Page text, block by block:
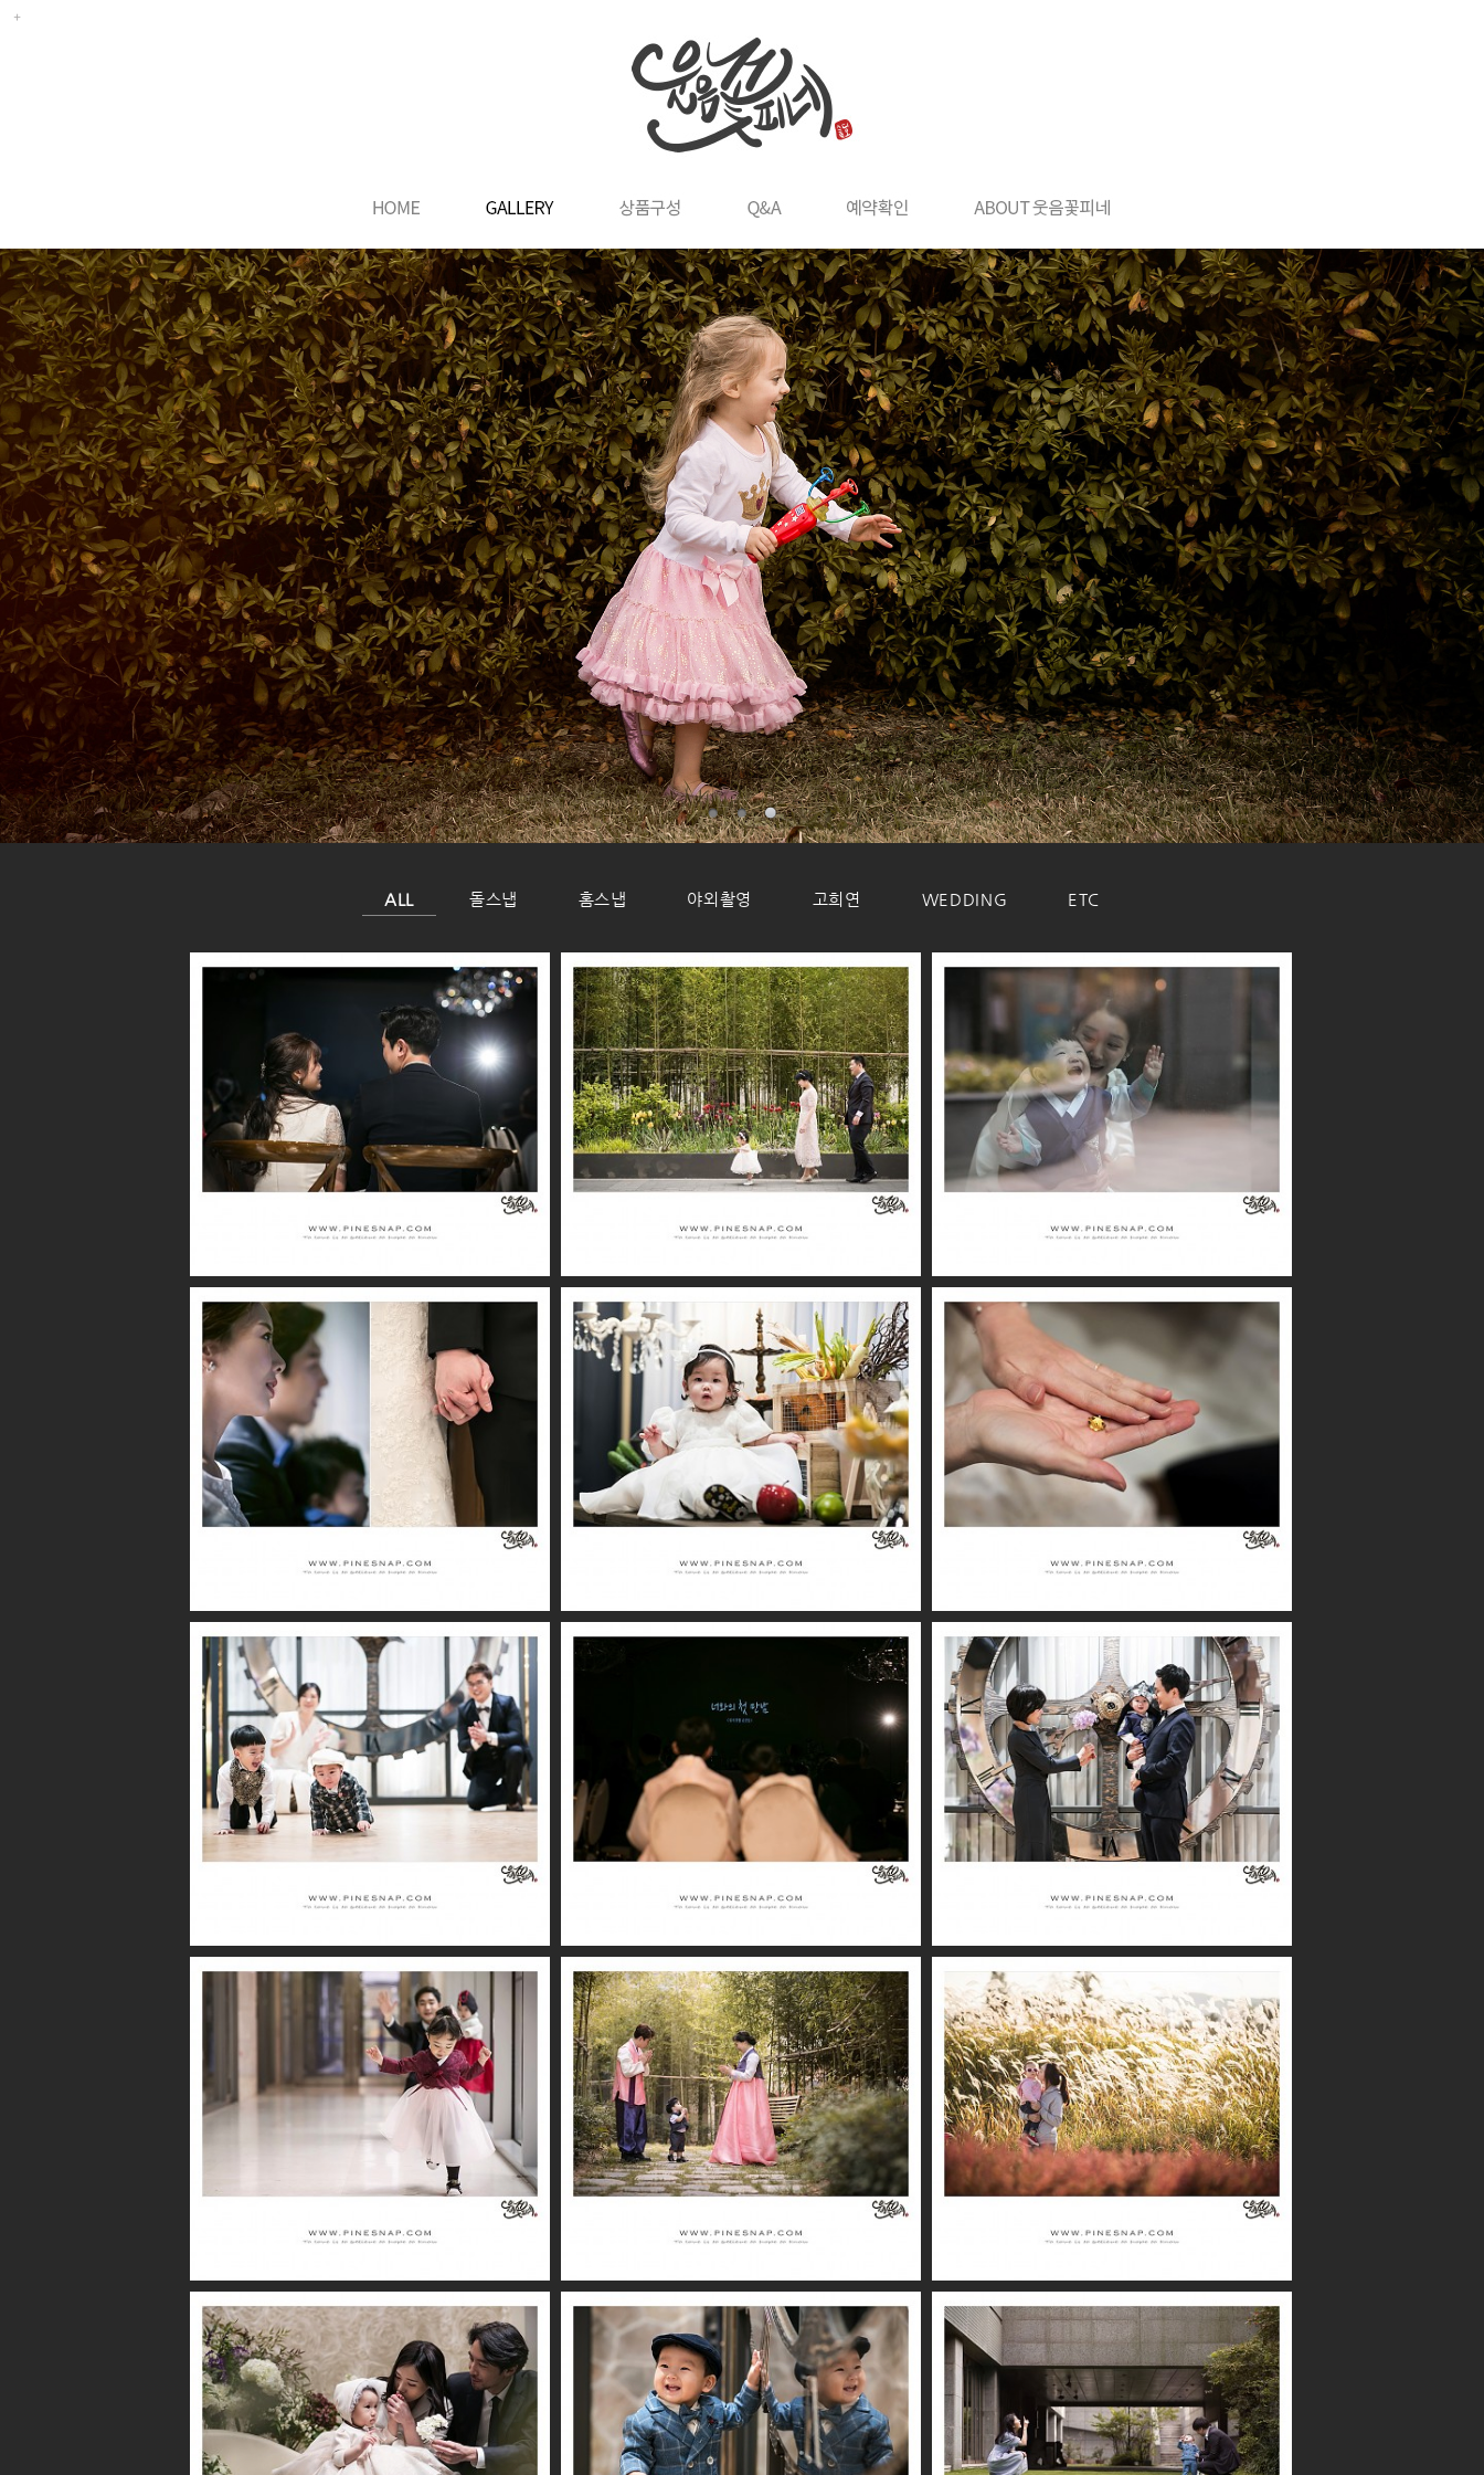
ALL 돌스냅 홈스냅 야외촬영 고희연 WEDDING ETC
더퍼스트클래스 / 지유 더퍼스트클래스 / 민지 더퍼스트클래스 / 시우
더퍼스트클래스 / 진우 더퍼스트클래스 / 윤아 더퍼스트클래스 / 수아
더퍼스트클래스 / 영제 더퍼스트클래스 / 시아 더퍼스트클래스 / 하준
더퍼스트클래스 / 시아 더퍼스트클래스 / 시우 with NATURE
파크루안 / 황윤 더퍼스트클래스 / 시환 파크루안 / 우진